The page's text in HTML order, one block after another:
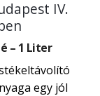
IV.
– 1 Liter
egy jól